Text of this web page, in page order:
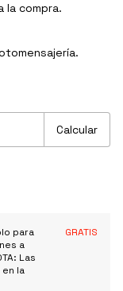
compra.
Calcular
para
a
Las
la
GRATIS